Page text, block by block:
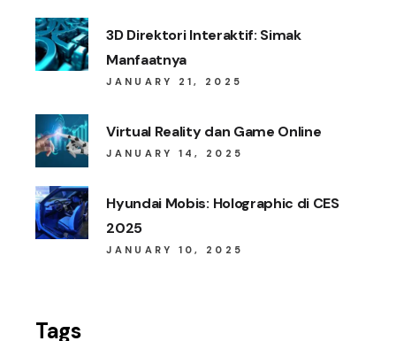
3D Direktori Interaktif: Simak
Manfaatnya
JANUARY 21, 2025
Virtual Reality dan Game Online
JANUARY 14, 2025
Hyundai Mobis: Holographic di CES
2025
JANUARY 10, 2025
Tags